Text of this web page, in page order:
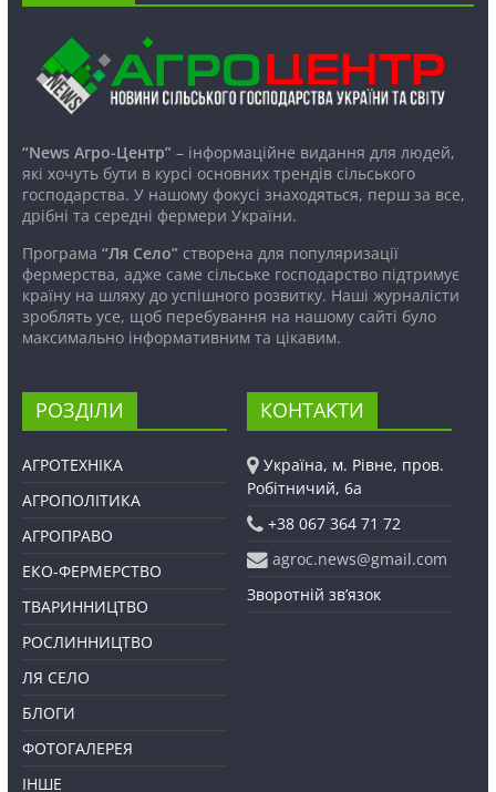
“News Агро-Центр”– інформаційне видання для людей,
які хочуть бути в курсі основних трендів сільського
господарства. У нашому фокусі знаходяться, перш за все,
дрібні та середні фермери України.
Програма “Ля Село”створена для популяризації
фермерства, адже саме сільське господарство підтримує
країну на шляху до успішного розвитку. Наші журналісти
зроблять усе, щоб перебування на нашому сайті було
максимально інформативним та цікавим.
РОЗДІЛИ
АГРОТЕХНІКА
АГРОПОЛІТИКА
АГРОПРАВО
ЕКО-ФЕРМЕРСТВО
ТВАРИННИЦТВО
РОСЛИННИЦТВО
ЛЯ СЕЛО
БЛОГИ
ФОТОГАЛЕРЕЯ
ІНШЕ
КОНТАКТИ
Україна, м. Рівне, пров.
Робітничий, 6а
+38 067 364 71 72
agroc.news@gmail.com
Зворотній зв’язок